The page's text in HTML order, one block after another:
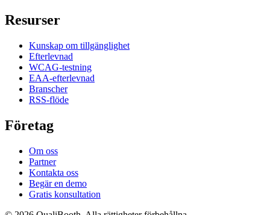
Resurser
Kunskap om tillgänglighet
Efterlevnad
WCAG-testning
EAA-efterlevnad
Branscher
RSS-flöde
Företag
Om oss
Partner
Kontakta oss
Begär en demo
Gratis konsultation